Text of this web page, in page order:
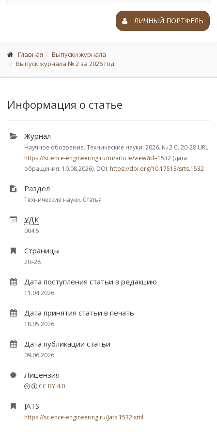
ЛИЧНЫЙ ПОРТФЕЛЬ
Главная
Выпуски журнала
Выпуск журнала № 2 за 2026 год
Информация о статье
Журнал
Научное обозрение. Технические науки. 2026. № 2 С. 20-28 URL:
https://science-engineering.ru/ru/article/view?id=1532 (дата
обращения: 10.08.2026). DOI: https://doi.org/10.17513/srts.1532
Раздел
Технические науки. Статья
УДК
004.5
Страницы
20–28
Дата поступления статьи в редакцию
11.04.2026
Дата принятия статьи в печать
18.05.2026
Дата публикации статьи
09.06.2026
Лицензия
CC BY 4.0
JATS
https://science-engineering.ru/jats.1532.xml